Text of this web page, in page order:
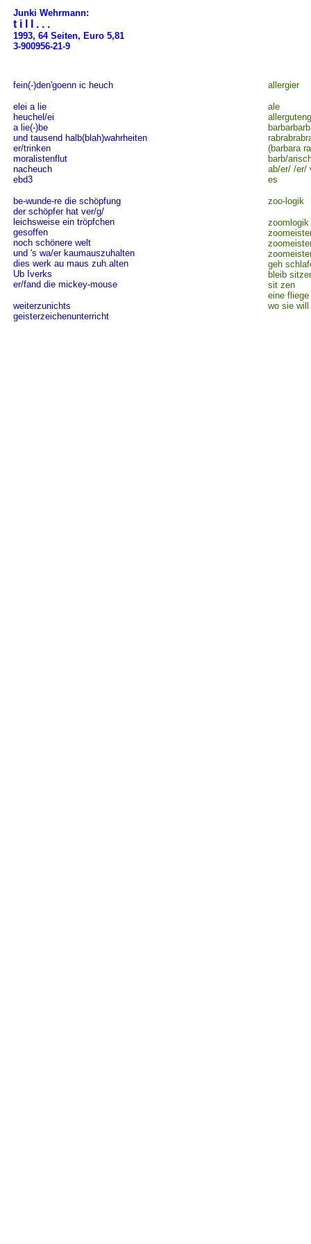
Junki Wehrmann:
t i l l . . .
1993, 64 Seiten, Euro 5,81
3-900956-21-9
fein(-)den'goenn ic heuch
elei a lie
heuchel/ei
a lie(-)be
und tausend halb(blah)wahrheiten
er/trinken
moralistenflut
nacheuch
ebd3
be-wunde-re die schöpfung
der schöpfer hat ver/g/
leichsweise ein tröpfchen
gesoffen
noch schönere welt
und 's wa/er kaumauszuhalten
dies werk au maus zuh.alten
Ub Iverks
er/fand die mickey-mouse
weiterzunichts
geisterzeichenunterricht
allergier
ale
(barbara
barb/
ab/er/ /er/
es
zoo-logik
zoomlogik
geh
bleib
sit zen
eine
wo sie will